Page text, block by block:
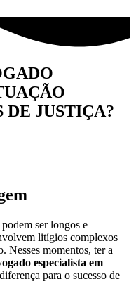
DE JUSTIÇA?
ser longos e
litígios complexos
Nesses momentos, ter a
especialista em
para o sucesso de